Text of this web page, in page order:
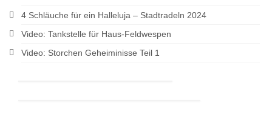
4 Schläuche für ein Halleluja – Stadtradeln 2024
Video: Tankstelle für Haus-Feldwespen
Video: Storchen Geheiminisse Teil 1